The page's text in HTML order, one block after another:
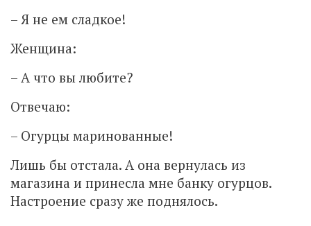
– Я не ем сладкое!
Женщина:
– А что вы любите?
Отвечаю:
– Огурцы маринованные!
Лишь бы отстала. А она вернулась из
магазина и принесла мне банку огурцов.
Настроение сразу же поднялось.